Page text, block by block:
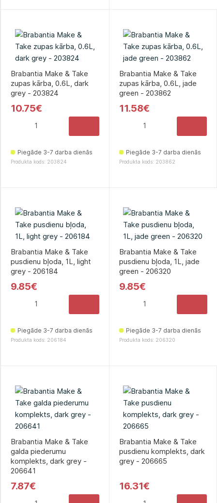
Brabantia Make & Take
zupas kārba, 0.6L, dark
grey - 203824
10.75€
Piegāde 3-7 darba dienās
Produkta kods: 203824
Brabantia Make & Take
zupas kārba, 0.6L, jade
green - 203862
11.58€
Piegāde 3-7 darba dienās
Produkta kods: 203862
Brabantia Make & Take
pusdienu bļoda, 1L, light
grey - 206184
9.85€
Piegāde 3-7 darba dienās
Produkta kods: 206184
Brabantia Make & Take
pusdienu bļoda, 1L, jade
green - 206320
9.85€
Piegāde 3-7 darba dienās
Produkta kods: 206320
Brabantia Make & Take
galda piederumu
komplekts, dark grey -
206641
7.87€
Brabantia Make & Take
pusdienu komplekts, dark
grey - 206665
16.31€